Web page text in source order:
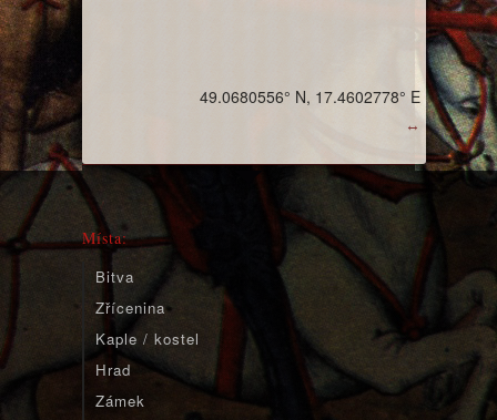
↔
49.0680556° N, 17.4602778° E
Místa:
Bitva
Zřícenina
Kaple / kostel
Hrad
Zámek